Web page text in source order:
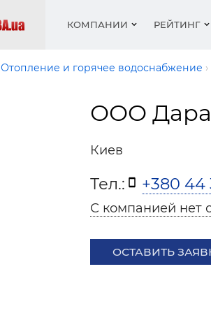
КОМПАНИИ
Котлы
РЕЙТИНГ
Работа
Разное
Холод,
Котлы
Монтаж
Акции
Фото
Отопление и горячее водоснабжение
ООО
Киев
Тел.: +380 44
С компанией нет
ОСТАВИТЬ